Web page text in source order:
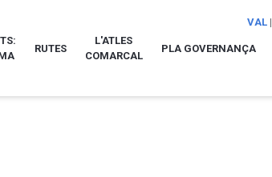
VAL|
RUTES
L'ATLES
COMARCAL
PLA GOVERNANÇA